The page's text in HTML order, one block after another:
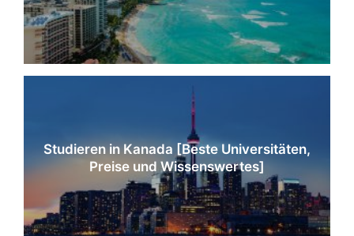
Studieren in Kanada [Beste Universitäten,
Preise und Wissenswertes]